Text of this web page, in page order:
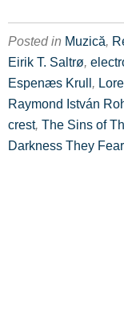
Posted in Muzică,
Eirik T. Saltrø,
Espenæs Krull,
Raymond István
crest, The Sins of
Darkness They Fear